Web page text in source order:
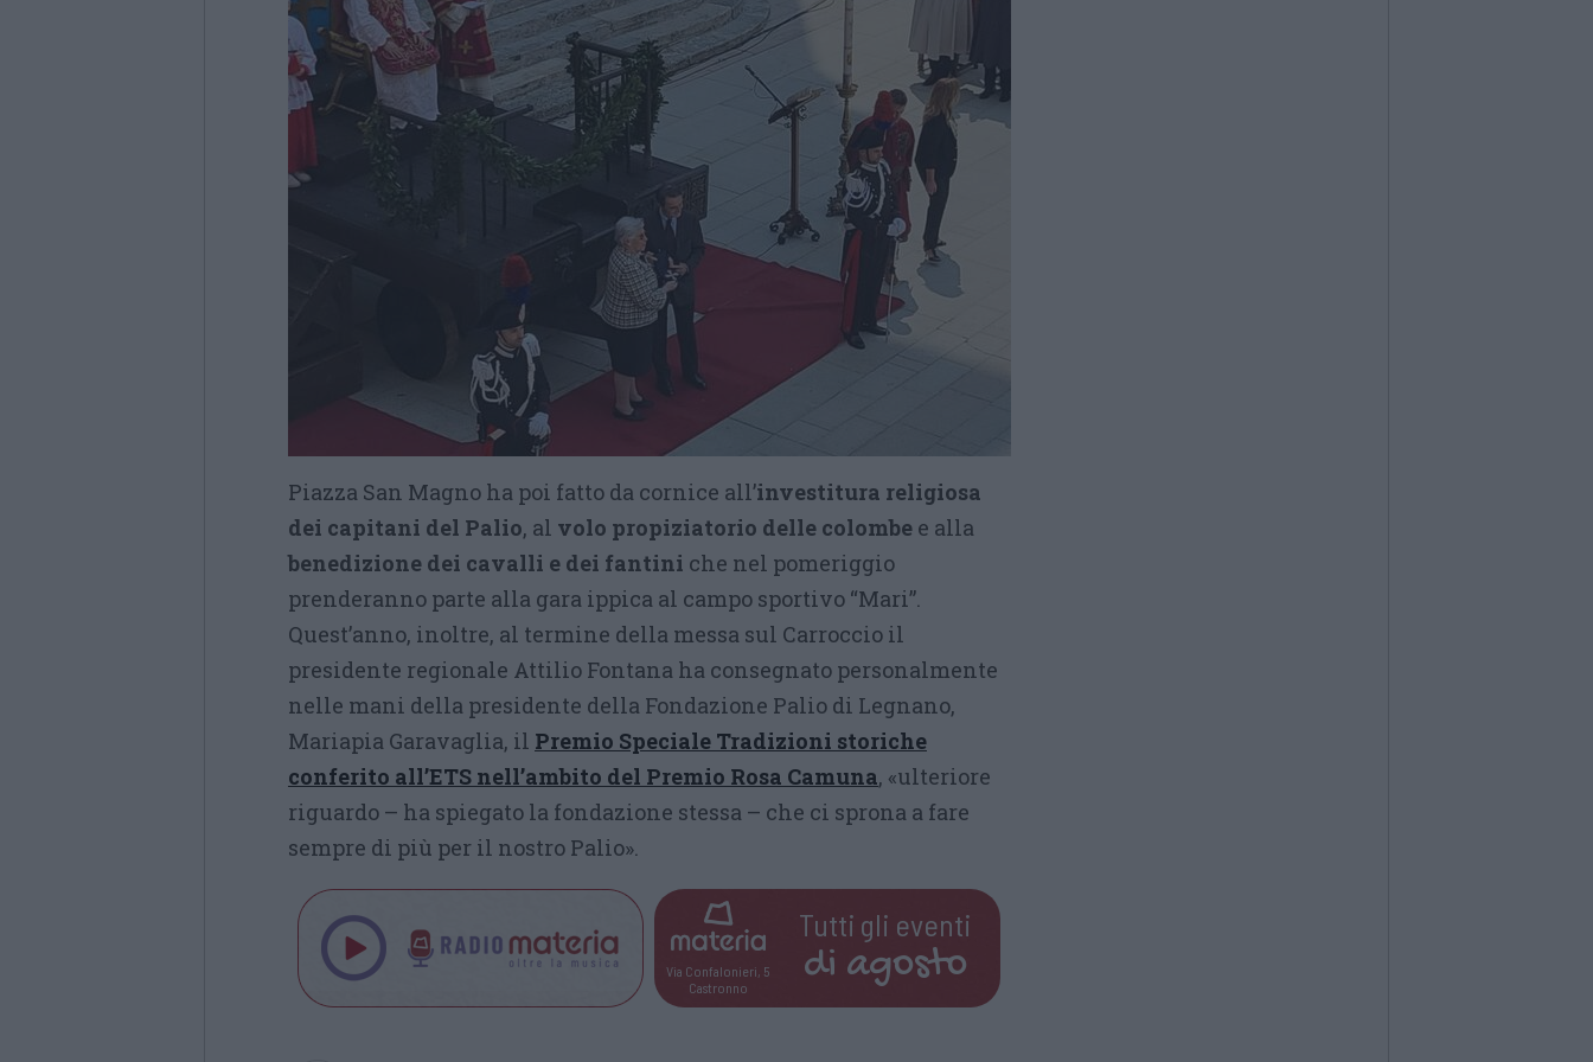
Piazza San Magno ha poi fatto da cornice all’investitura religiosa
dei capitani del Palio, al volo propiziatorio delle colombe e alla
benedizione dei cavalli e dei fantini che nel pomeriggio
prenderanno parte alla gara ippica al campo sportivo “Mari”.
Quest’anno, inoltre, al termine della messa sul Carroccio il
presidente regionale Attilio Fontana ha consegnato personalmente
nelle mani della presidente della Fondazione Palio di Legnano,
Mariapia Garavaglia, il Premio Speciale Tradizioni storiche
conferito all’ETS nell’ambito del Premio Rosa Camuna, «ulteriore
riguardo – ha spiegato la fondazione stessa – che ci sprona a fare
sempre di più per il nostro Palio».
Via Confalonieri, 5
Castronno
Tutti gli eventi
di agosto